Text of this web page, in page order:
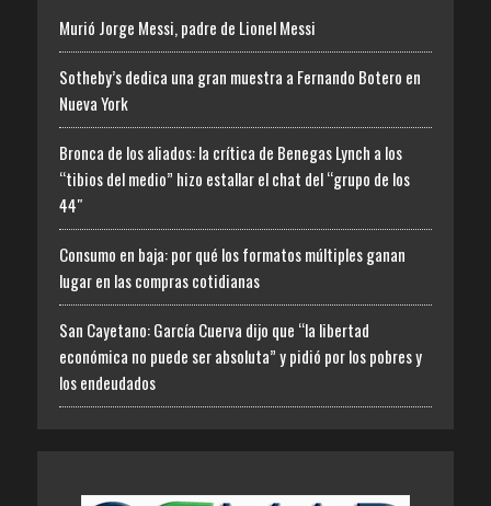
Murió Jorge Messi, padre de Lionel Messi
Sotheby’s dedica una gran muestra a Fernando Botero en
Nueva York
Bronca de los aliados: la crítica de Benegas Lynch a los
“tibios del medio” hizo estallar el chat del “grupo de los
44″
Consumo en baja: por qué los formatos múltiples ganan
lugar en las compras cotidianas
San Cayetano: García Cuerva dijo que “la libertad
económica no puede ser absoluta” y pidió por los pobres y
los endeudados